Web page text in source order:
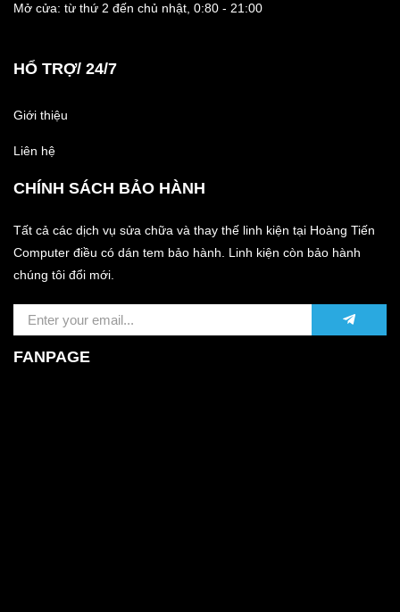
Mở cửa: từ thứ 2 đến chủ nhật, 0:80 - 21:00
HỔ TRỢ/ 24/7
Giới thiệu
Liên hệ
CHÍNH SÁCH BẢO HÀNH
Tất cả các dịch vụ sửa chữa và thay thế linh kiện tại Hoàng Tiến
Computer điều có dán tem bảo hành. Linh kiện còn bảo hành
chúng tôi đổi mới.
FANPAGE